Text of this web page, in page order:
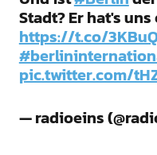
Stadt? Er hat's
https://t.co/
pic.twitter.com/
— radioeins